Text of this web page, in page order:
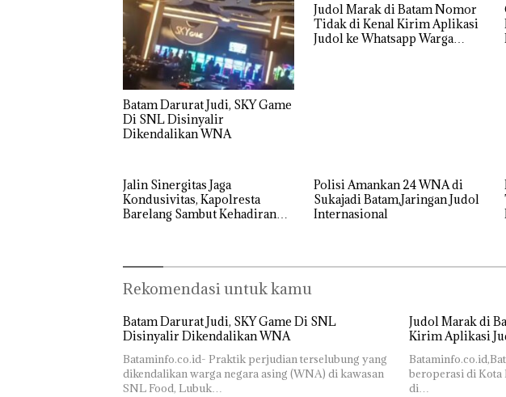
Batam Darurat Judi, SKY Game
Di SNL Disinyalir
Dikendalikan WNA
Judol Marak di Batam Nomor
Tidak di Kenal Kirim Aplikasi
Judol ke Whatsapp Warga
Jalin Sinergitas Jaga
Kondusivitas, Kapolresta
Barelang Sambut Kehadiran
Polisi Amankan 24 WNA di
Sukajadi Batam,Jaringan Judol
Internasional
Rekomendasi untuk kamu
Batam Darurat Judi, SKY Game Di SNL
Disinyalir Dikendalikan WNA
Bataminfo.co.id- Praktik perjudian terselubung yang
dikendalikan warga negara asing (WNA) di kawasan
SNL Food, Lubuk…
Judol Marak di
beroperasi di Kota
di…